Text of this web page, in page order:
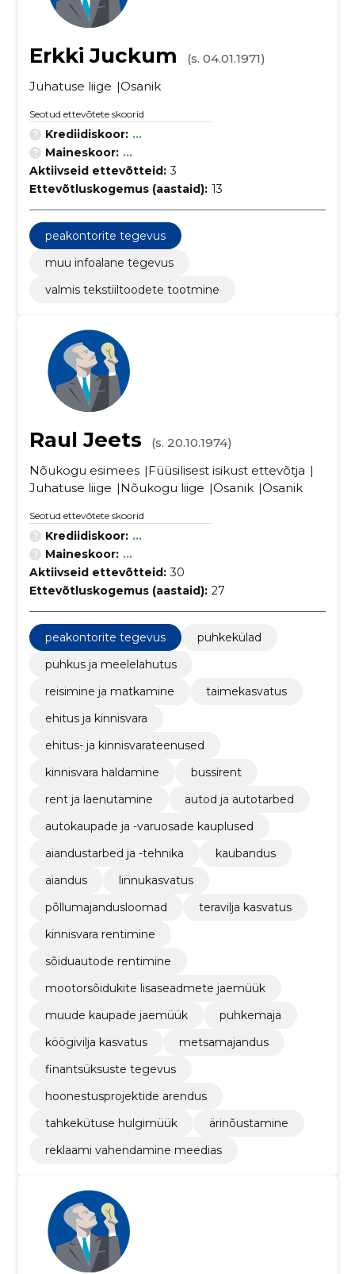
Erkki Juckum
(s. 04.01.1971)
Juhatuse liige
Osanik
Seotud ettevõtete skoorid
Krediidiskoor: ...
Maineskoor: ...
Aktiivseid ettevõtteid: 3
Ettevõtluskogemus (aastaid): 13
peakontorite tegevus
muu infoalane tegevus
valmis tekstiiltoodete tootmine
Raul Jeets
(s. 20.10.1974)
Nõukogu esimees
Füüsilisest isikust ettevõtja
Juhatuse liige
Nõukogu liige Osanik Osanik
Seotud ettevõtete skoorid
Krediidiskoor: ...
Maineskoor: ...
Aktiivseid ettevõtteid: 30
Ettevõtluskogemus (aastaid): 27
peakontorite tegevus
puhkekülad
puhkus ja meelelahutus
reisimine ja matkamine
taimekasvatus
ehitus ja kinnisvara
ehitus- ja kinnisvarateenused
kinnisvara haldamine
bussirent
rent ja laenutamine
autod ja autotarbed
autokaupade ja -varuosade kauplused
aiandustarbed ja -tehnika
kaubandus
aiandus
linnukasvatus
põllumajandusloomad
teravilja kasvatus
kinnisvara rentimine
sõiduautode rentimine
mootorsõidukite lisaseadmete jaemüük
muude kaupade jaemüük
puhkemaja
köögivilja kasvatus
metsamajandus
finantsüksuste tegevus
hoonestusprojektide arendus
tahkekütuse hulgimüük
ärinõustamine
reklaami vahendamine meedias